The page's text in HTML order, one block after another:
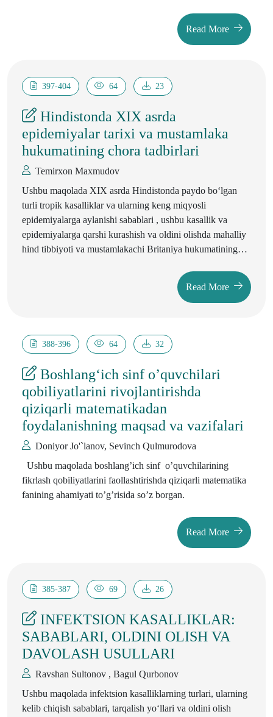
Read More
397-404 64 23
Hindistonda XIX asrda
epidemiyalar tarixi va mustamlaka
hukumatining chora tadbirlari
Temirxon Maxmudov
Ushbu maqolada XIX asrda Hindistonda paydo bo‘lgan
turli tropik kasalliklar va ularning keng miqyosli
epidemiyalarga aylanishi sabablari , ushbu kasallik va
epidemiyalarga qarshi kurashish va oldini olishda mahalliy
hind tibbiyoti va mustamlakachi Britaniya hukumatining
epidemiyalarga qarshi kurashishda inglizlarning zamonaviy
yevropa tibbiyotidan foydalanishi va aholini emlash siyosati
Read More
388-396 64 32
Boshlang‘ich sinf o’quvchilari
qobiliyatlarini rivojlantirishda
qiziqarli matematikadan
foydalanishning maqsad va vazifalari
Doniyor Jo'`lanov, Sevinch Qulmurodova
Ushbu maqolada boshlang’ich sinf o’quvchilarining
fikrlash qobiliyatlarini faollashtirishda qiziqarli matematika
fanining ahamiyati to’g’risida so’z borgan.
Read More
385-387 69 26
INFEKTSION KASALLIKLAR:
SABABLARI, OLDINI OLISH VA
DAVOLASH USULLARI
Ravshan Sultonov , Bagul Qurbonov
Ushbu maqolada infektsion kasalliklarning turlari, ularning
kelib chiqish sabablari, tarqalish yo‘llari va oldini olish